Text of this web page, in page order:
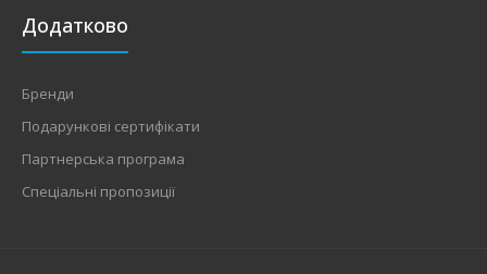
Додатково
Бренди
Подарункові сертифікати
Партнерська програма
Спеціальні пропозиції